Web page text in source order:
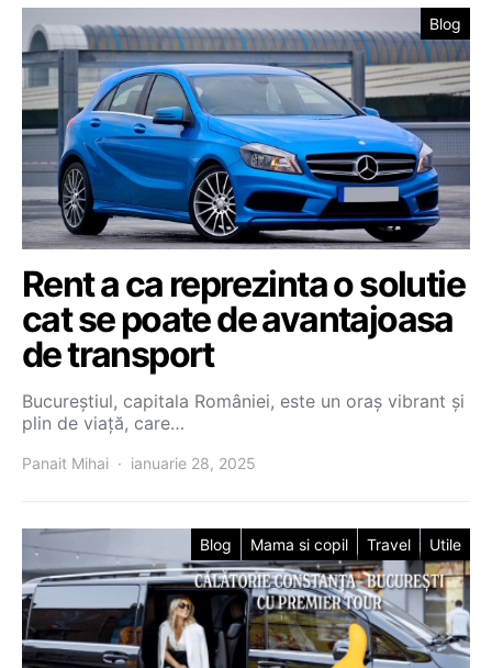
Blog
Rent a ca reprezinta o solutie
cat se poate de avantajoasa
de transport
Bucureștiul, capitala României, este un oraș vibrant și
plin de viață, care…
Panait Mihai ianuarie 28, 2025
Blog Mama si copil Travel Utile